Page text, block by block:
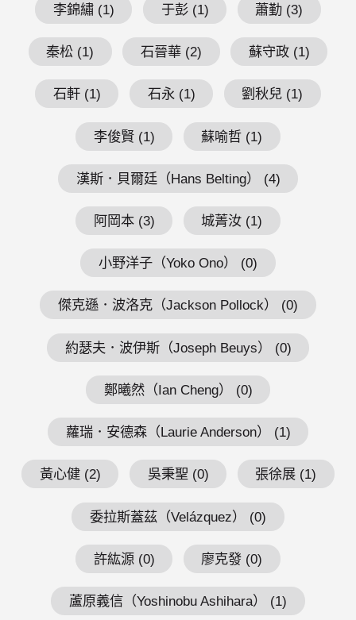
李錦繡 (1) 于彭 (1) 蕭勤 (3)
秦松 (1) 石晉華 (2) 蘇守政 (1)
石軒 (1) 石永 (1) 劉秋兒 (1)
李俊賢 (1) 蘇喻哲 (1)
漢斯．貝爾廷（Hans Belting） (4)
阿岡本 (3) 城菁汝 (1)
小野洋子（Yoko Ono） (0)
傑克遜．波洛克（Jackson Pollock） (0)
約瑟夫．波伊斯（Joseph Beuys） (0)
鄭曦然（Ian Cheng） (0)
蘿瑞．安德森（Laurie Anderson） (1)
黃心健 (2) 吳秉聖 (0) 張徐展 (1)
委拉斯蓋茲（Velázquez） (0)
許紘源 (0) 廖克發 (0)
蘆原義信（Yoshinobu Ashihara） (1)